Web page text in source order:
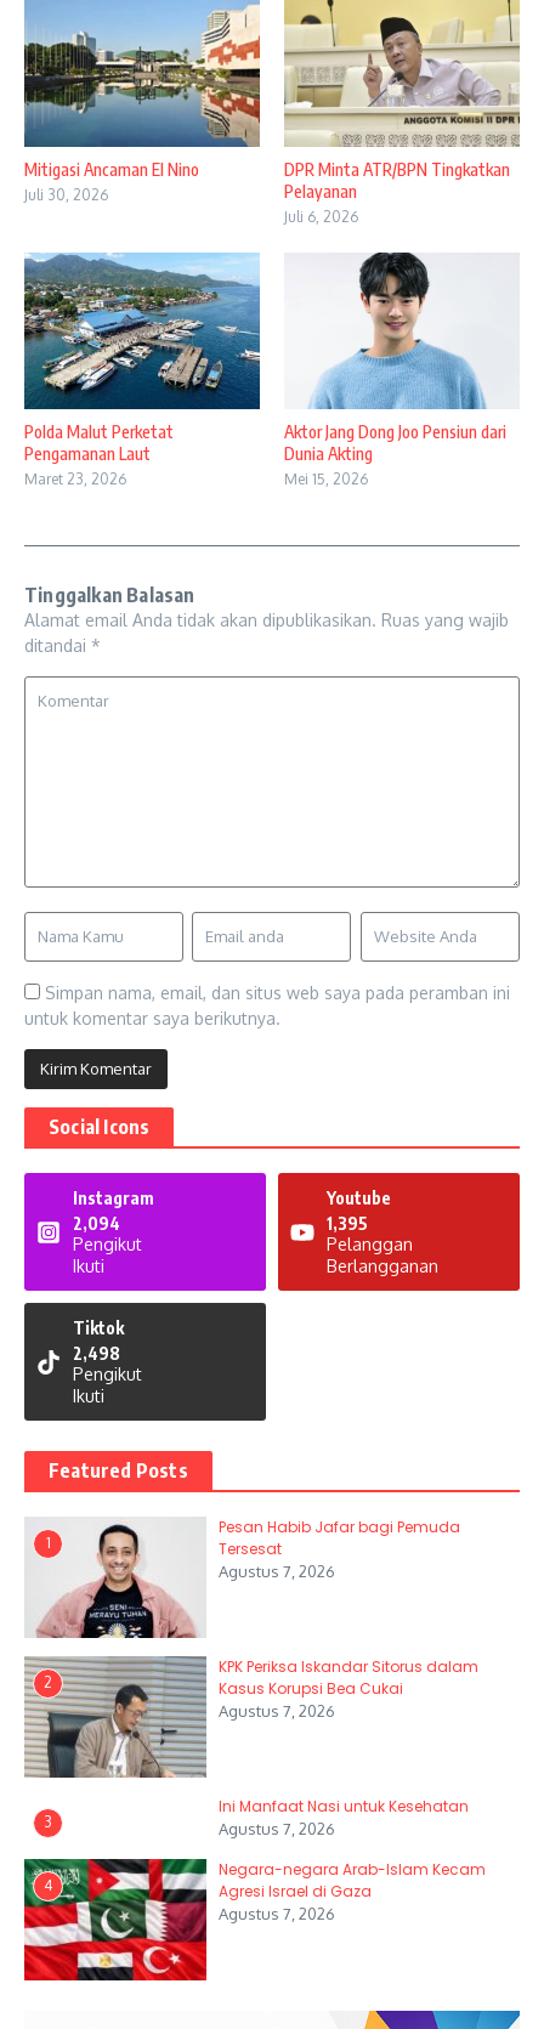
Mitigasi Ancaman El Nino
Juli 30, 2026
DPR Minta ATR/BPN Tingkatkan
Pelayanan
Juli 6, 2026
Polda Malut Perketat
Pengamanan Laut
Maret 23, 2026
Aktor Jang Dong Joo Pensiun dari
Dunia Akting
Mei 15, 2026
Tinggalkan Balasan
Alamat email Anda tidak akan dipublikasikan. Ruas yang wajib
ditandai *
Simpan nama, email, dan situs web saya pada peramban ini
untuk komentar saya berikutnya.
Social Icons
Instagram
2,094
Pengikut
Ikuti
Youtube
1,395
Pelanggan
Berlangganan
Tiktok
2,498
Pengikut
Ikuti
Featured Posts
1
Pesan Habib Jafar bagi Pemuda
Tersesat
Agustus 7, 2026
2
KPK Periksa Iskandar Sitorus dalam
Kasus Korupsi Bea Cukai
Agustus 7, 2026
3
Ini Manfaat Nasi untuk Kesehatan
Agustus 7, 2026
4
Negara-negara Arab-Islam Kecam
Agresi Israel di Gaza
Agustus 7, 2026